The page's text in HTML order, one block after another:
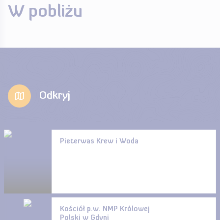
W pobliżu
Odkryj
Pieterwas Krew i Woda
Kościół p.w. NMP Królowej
Polski w Gdyni